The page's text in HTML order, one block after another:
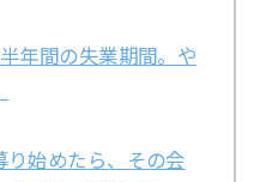
年間の失業期間。や
り始めたら、その会